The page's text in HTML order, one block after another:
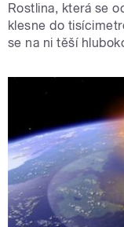
Rostlina, která se
klesne do
se na ni těší